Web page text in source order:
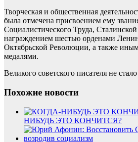
Творческая и общественная
была отмечена присвоением ему
Социалистического Труда,
награждением шестью орденами
Октябрьской Революции, а также
медалями.
Великого советского писателя не
Похожие новости
НИБУДЬ ЭТО КОНЧИТСЯ?